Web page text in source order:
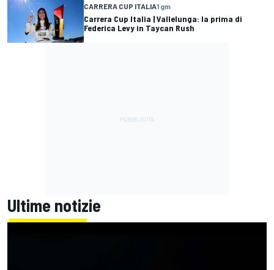
CARRERA CUP ITALIA1 gm
Carrera Cup Italia | Vallelunga: la prima di
Federica Levy in Taycan Rush
Ultime notizie